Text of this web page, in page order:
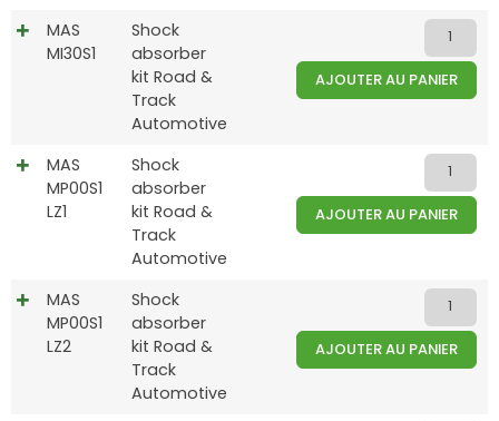
MAS
MI30S1
Shock
absorber
kit Road &
Track
Automotive
AJOUTER AU PANIER
MAS
MP00S1
LZ1
Shock
absorber
kit Road &
Track
Automotive
AJOUTER AU PANIER
MAS
MP00S1
LZ2
Shock
absorber
kit Road &
Track
Automotive
AJOUTER AU PANIER